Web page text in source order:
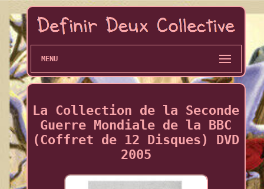
MENU
La Collection de la Seconde
Guerre Mondiale de la BBC
(Coffret de 12 Disques) DVD
2005